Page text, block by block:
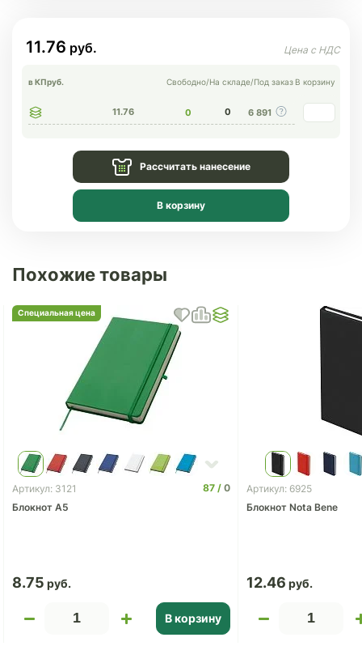
11.76
в КПруб. Свободно/На складе/Под заказ В корзину
11.76 0 0 6 891
Рассчитать нанесение
В корзину
Похожие товары
Специальная цена
Артикул: 3121 87
0
Блокнот A5
8.75
В корзину
Артикул: 6925
Блокнот Nota Bene
12.46